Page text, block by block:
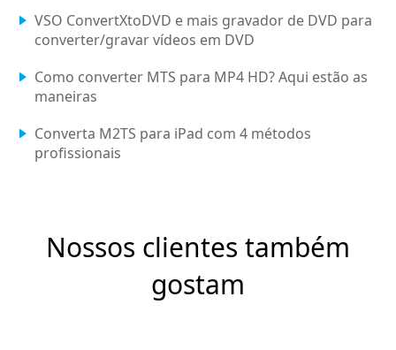
VSO ConvertXtoDVD e mais gravador de DVD para
converter/gravar vídeos em DVD
Como converter MTS para MP4 HD? Aqui estão as
maneiras
Converta M2TS para iPad com 4 métodos
profissionais
Nossos clientes também
gostam